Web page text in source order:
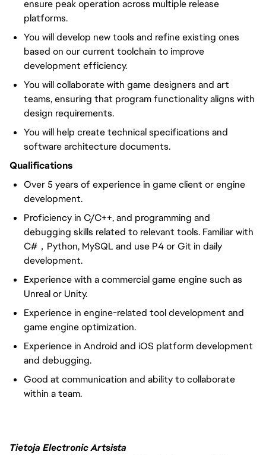
ensure peak operation across multiple release
platforms.
You will develop new tools and refine existing ones
based on our current toolchain to improve
development efficiency.
You will collaborate with game designers and art
teams, ensuring that program functionality aligns with
design requirements.
You will help create technical specifications and
software architecture documents.
Qualifications
Over 5 years of experience in game client or engine
development.
Proficiency in C/C++, and programming and
debugging skills related to relevant tools. Familiar with
C#，Python, MySQL and use P4 or Git in daily
development.
Experience with a commercial game engine such as
Unreal or Unity.
Experience in engine-related tool development and
game engine optimization.
Experience in Android and iOS platform development
and debugging.
Good at communication and ability to collaborate
within a team.
Tietoja Electronic Artsista